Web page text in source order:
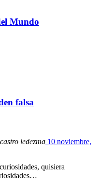
Mundo
falsa
ledezma 10 noviembre,
quisiera